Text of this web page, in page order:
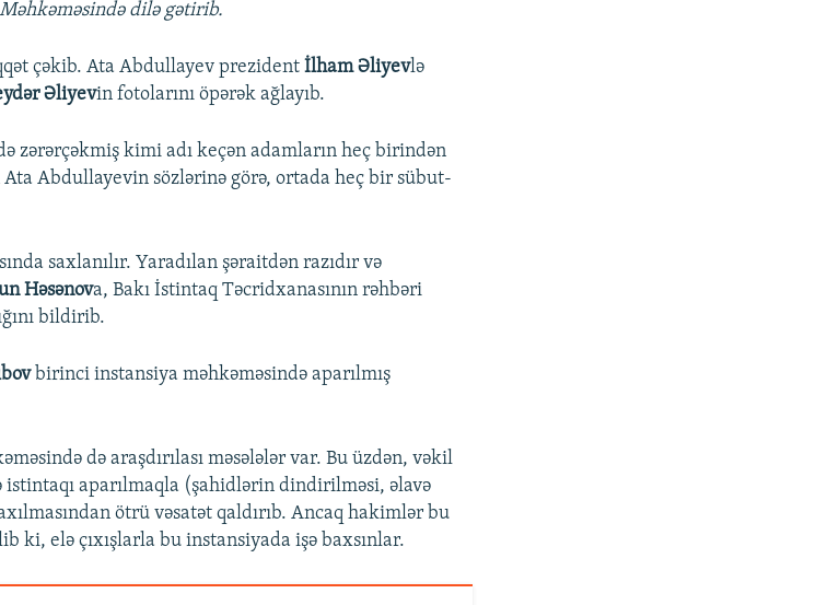
dilə gətirib.
çəkib. Ata Abdullayev prezidentİlham Əliyevlə
Əliyevin fotolarını öpərək ağlayıb.
zərərçəkmiş kimi adı keçən adamların heç birindən
Abdullayevin sözlərinə görə, ortada heç bir sübut-
saxlanılır. Yaradılan şəraitdən razıdır və
Həsənova, Bakı İstintaq Təcridxanasının rəhbəri
bildirib.
birinci instansiya məhkəməsində aparılmış
də araşdırılası məsələlər var. Bu üzdən, vəkil
aparılmaqla (şahidlərin dindirilməsi, əlavə
ötrü vəsatət qaldırıb. Ancaq hakimlər bu
ki, elə çıxışlarla bu instansiyada işə baxsınlar.